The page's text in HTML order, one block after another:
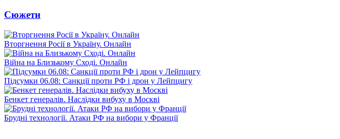
Сюжети
Вторгнення Росії в Україну. Онлайн
Війна на Близькому Сході. Онлайн
Підсумки 06.08: Санкції проти РФ і дрон у Лейпцигу
Бенкет генералів. Наслідки вибуху в Москві
Брудні технології. Атаки РФ на вибори у Франції